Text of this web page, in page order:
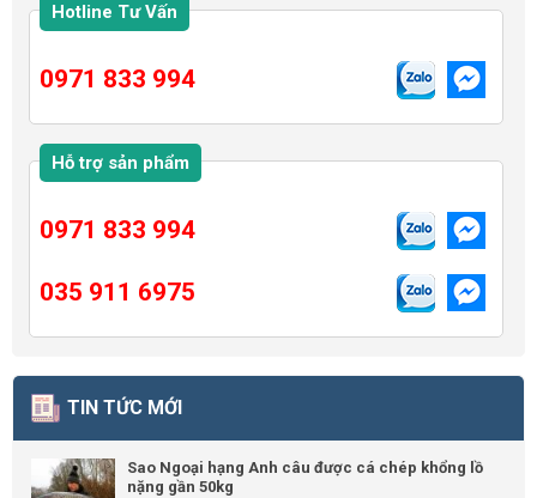
Hotline Tư Vấn
0971 833 994
Hỗ trợ sản phẩm
0971 833 994
035 911 6975
TIN TỨC MỚI
Sao Ngoại hạng Anh câu được cá chép khổng lồ
nặng gần 50kg